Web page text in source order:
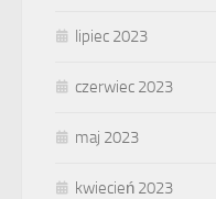
lipiec 2023
czerwiec 2023
maj 2023
kwiecień 2023